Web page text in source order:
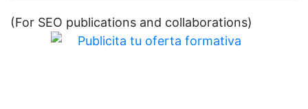
(For SEO publications and collaborations)